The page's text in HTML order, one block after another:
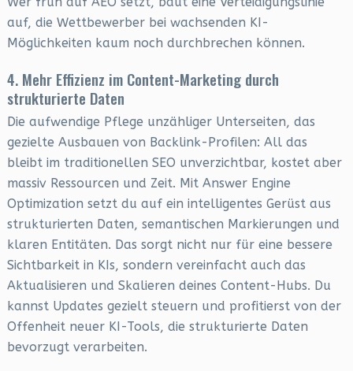
auf, die Wettbewerber bei wachsenden KI-
Möglichkeiten kaum noch durchbrechen können.
4. Mehr Effizienz im Content-Marketing durch
strukturierte Daten
Die aufwendige Pflege unzähliger Unterseiten, das
gezielte Ausbauen von Backlink-Profilen: All das
bleibt im traditionellen SEO unverzichtbar, kostet aber
massiv Ressourcen und Zeit. Mit Answer Engine
Optimization setzt du auf ein intelligentes Gerüst aus
strukturierten Daten, semantischen Markierungen und
klaren Entitäten. Das sorgt nicht nur für eine bessere
Sichtbarkeit in KIs, sondern vereinfacht auch das
Aktualisieren und Skalieren deines Content-Hubs. Du
kannst Updates gezielt steuern und profitierst von der
Offenheit neuer KI-Tools, die strukturierte Daten
bevorzugt verarbeiten.